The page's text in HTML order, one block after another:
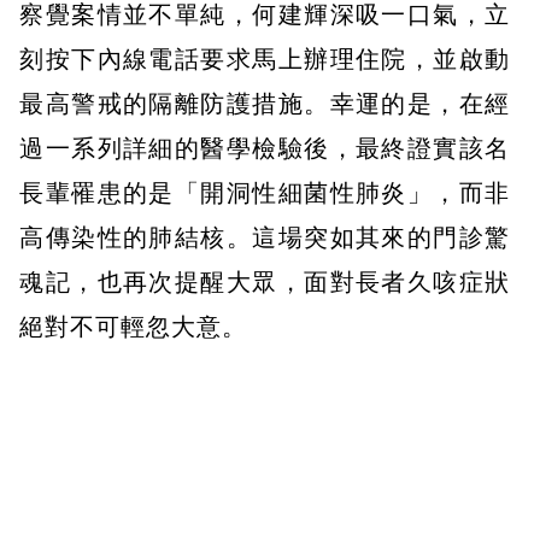
察覺案情並不單純，何建輝深吸一口氣，立
刻按下內線電話要求馬上辦理住院，並啟動
最高警戒的隔離防護措施。幸運的是，在經
過一系列詳細的醫學檢驗後，最終證實該名
長輩罹患的是「開洞性細菌性肺炎」，而非
高傳染性的肺結核。這場突如其來的門診驚
魂記，也再次提醒大眾，面對長者久咳症狀
絕對不可輕忽大意。